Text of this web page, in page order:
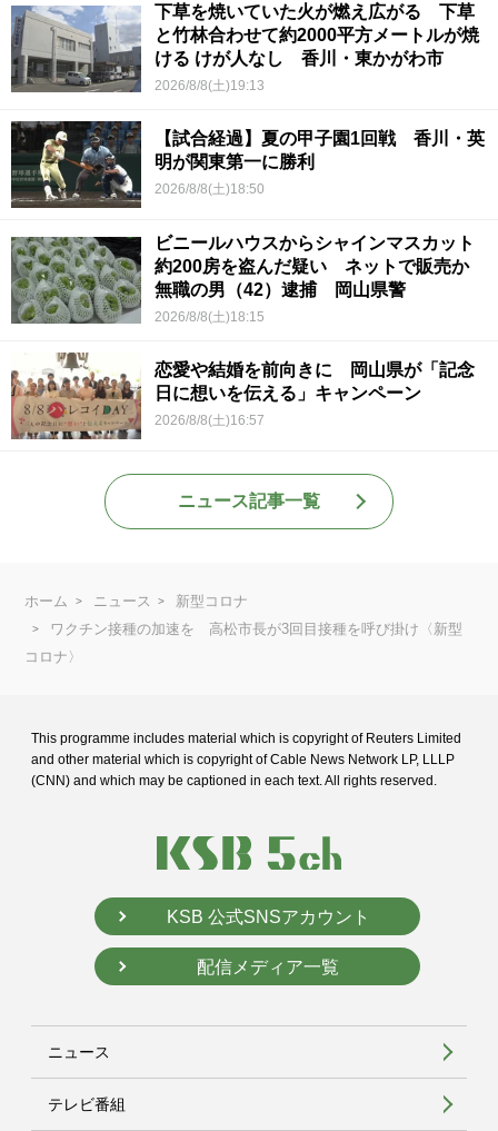
下草を焼いていた火が燃え広がる 下草
と竹林合わせて約2000平方メートルが焼
ける けが人なし 香川・東かがわ市
2026/8/8(土)19:13
【試合経過】夏の甲子園1回戦 香川・英
明が関東第一に勝利
2026/8/8(土)18:50
ビニールハウスからシャインマスカット
約200房を盗んだ疑い ネットで販売か
無職の男（42）逮捕 岡山県警
2026/8/8(土)18:15
恋愛や結婚を前向きに 岡山県が「記念
日に想いを伝える」キャンペーン
2026/8/8(土)16:57
ニュース記事一覧
ホーム ニュース
新型コロナ
ワクチン接種の加速を 高松市長が3回目接種を呼び掛け〈新型
コロナ〉
This programme includes material which is copyright of Reuters Limited
and other material which is copyright of Cable News Network LP, LLLP
(CNN) and which may be captioned in each text. All rights reserved.
KSB 公式SNSアカウント
配信メディア一覧
ニュース
テレビ番組